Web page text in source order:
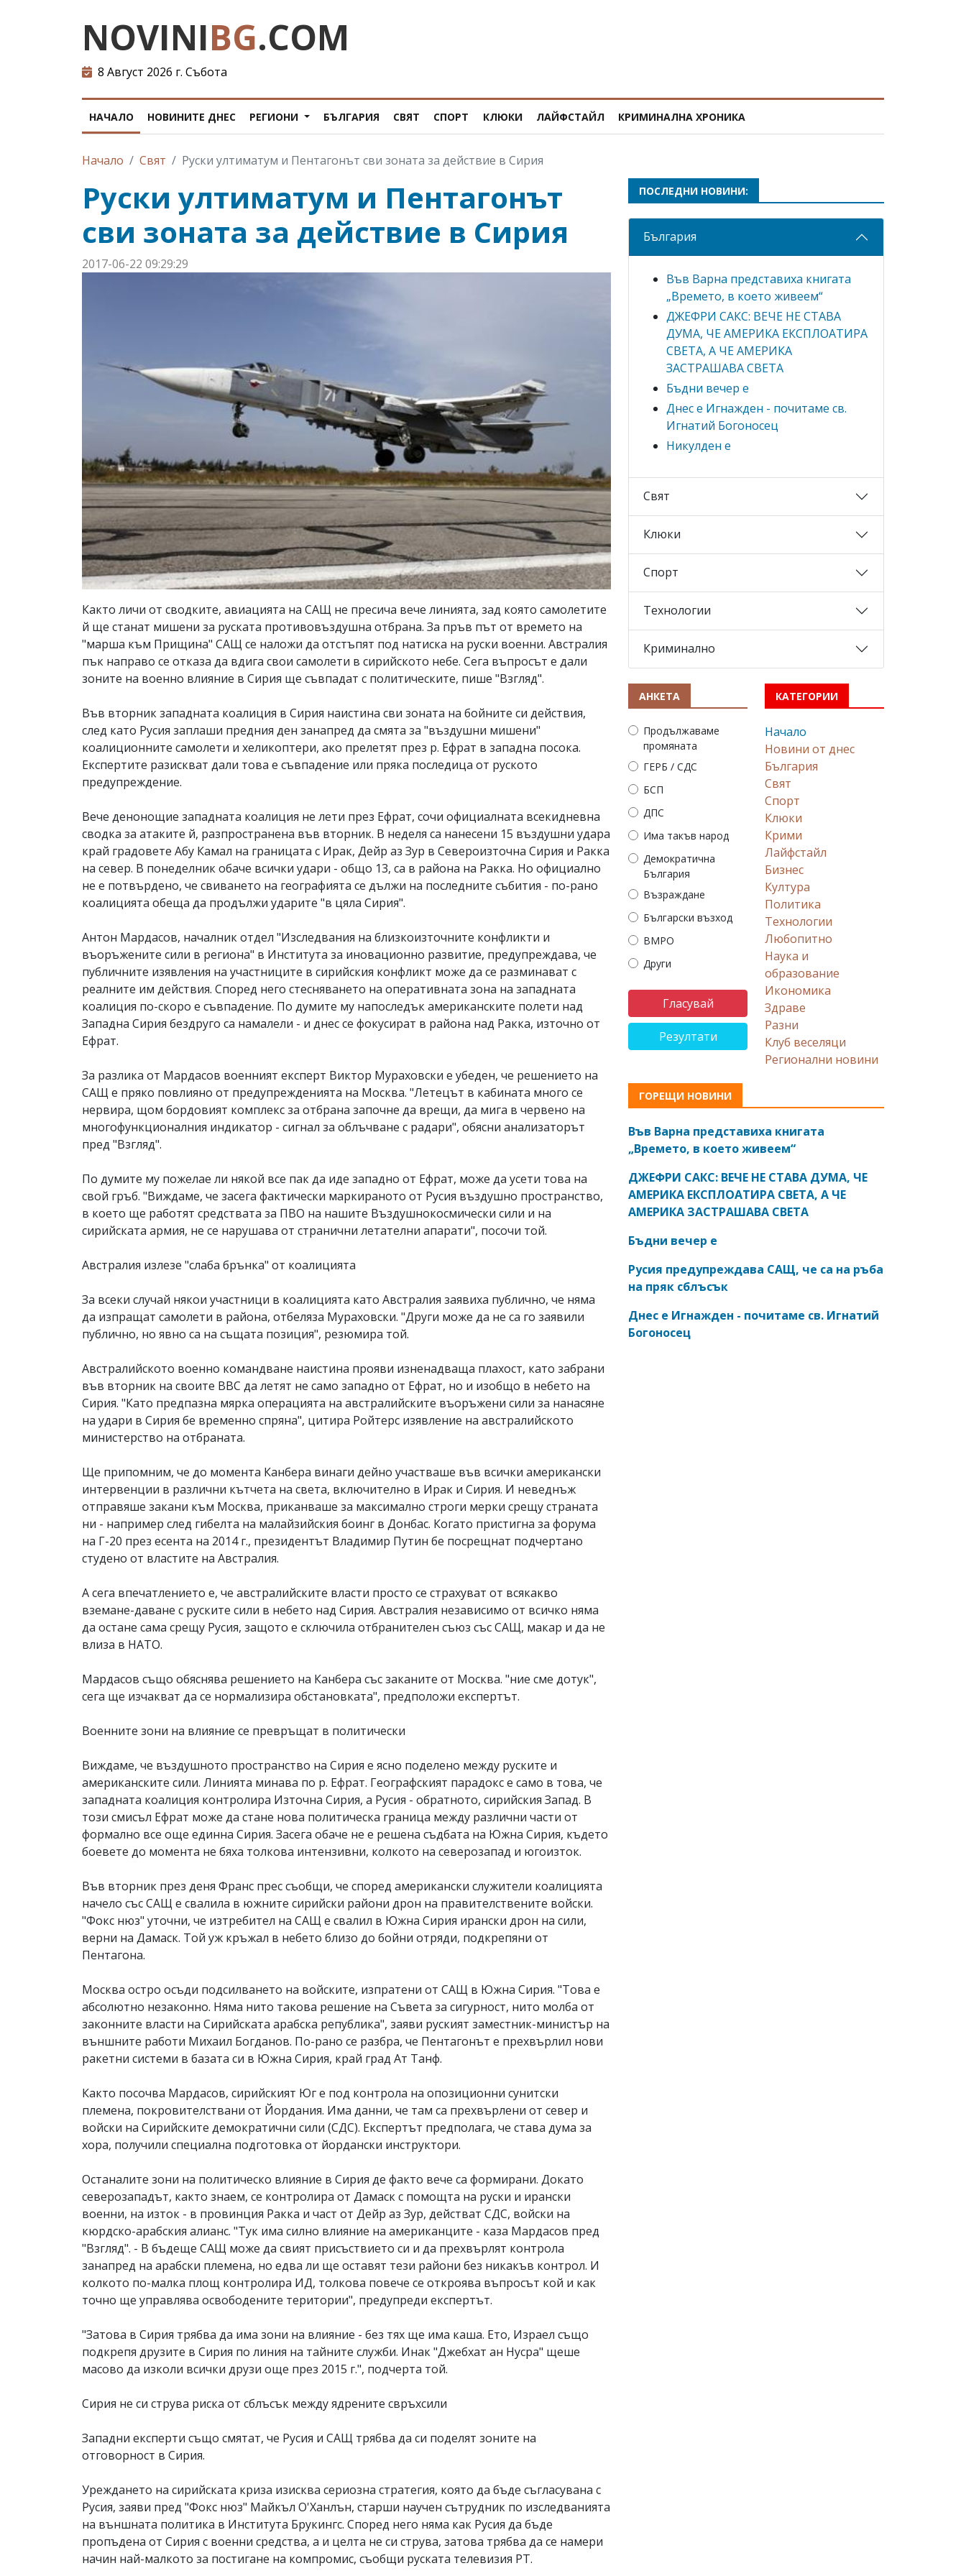
NOVINIBG.COM
8 Август 2026 г. Събота
НАЧАЛО НОВИНИТЕ ДНЕС РЕГИОНИ БЪЛГАРИЯ СВЯТ СПОРТ КЛЮКИ ЛАЙФСТАЙЛ КРИМИНАЛНА ХРОНИКА
Начало Свят Руски ултиматум и Пентагонът сви зоната за действие в Сирия
Руски ултиматум и Пентагонът
сви зоната за действие в Сирия
2017-06-22 09:29:29
Както личи от сводките, авиацията на САЩ не пресича вече линията, зад която самолетите
й ще станат мишени за руската противовъздушна отбрана. За пръв път от времето на
"марша към Прищина" САЩ се наложи да отстъпят под натиска на руски военни. Австралия
пък направо се отказа да вдига свои самолети в сирийското небе. Сега въпросът е дали
зоните на военно влияние в Сирия ще съвпадат с политическите, пише "Взгляд".
Във вторник западната коалиция в Сирия наистина сви зоната на бойните си действия,
след като Русия заплаши предния ден занапред да смята за "въздушни мишени"
коалиционните самолети и хеликоптери, ако прелетят през р. Ефрат в западна посока.
Експертите разискват дали това е съвпадение или пряка последица от руското
предупреждение.
Вече денонощие западната коалиция не лети през Ефрат, сочи официалната всекидневна
сводка за атаките й, разпространена във вторник. В неделя са нанесени 15 въздушни удара
край градовете Абу Камал на границата с Ирак, Дейр аз Зур в Североизточна Сирия и Ракка
на север. В понеделник обаче всички удари - общо 13, са в района на Ракка. Но официално
не е потвърдено, че свиването на географията се дължи на последните събития - по-рано
коалицията обеща да продължи ударите "в цяла Сирия".
Антон Мардасов, началник отдел "Изследвания на близкоизточните конфликти и
въоръжените сили в региона" в Института за иновационно развитие, предупреждава, че
публичните изявления на участниците в сирийския конфликт може да се разминават с
реалните им действия. Според него стесняването на оперативната зона на западната
коалиция по-скоро е съвпадение. По думите му напоследък американските полети над
Западна Сирия бездруго са намалели - и днес се фокусират в района над Ракка, източно от
Ефрат.
За разлика от Мардасов военният експерт Виктор Мураховски е убеден, че решението на
САЩ е пряко повлияно от предупрежденията на Москва. "Летецът в кабината много се
нервира, щом бордовият комплекс за отбрана започне да врещи, да мига в червено на
многофункционалния индикатор - сигнал за облъчване с радари", обясни анализаторът
пред "Взгляд".
По думите му пожелае ли някой все пак да иде западно от Ефрат, може да усети това на
свой гръб. "Виждаме, че засега фактически маркираното от Русия въздушно пространство,
в което ще работят средствата за ПВО на нашите Въздушнокосмически сили и на
сирийската армия, не се нарушава от странични летателни апарати", посочи той.
Австралия излезе "слаба брънка" от коалицията
За всеки случай някои участници в коалицията като Австралия заявиха публично, че няма
да изпращат самолети в района, отбеляза Мураховски. "Други може да не са го заявили
публично, но явно са на същата позиция", резюмира той.
Австралийското военно командване наистина прояви изненадваща плахост, като забрани
във вторник на своите ВВС да летят не само западно от Ефрат, но и изобщо в небето на
Сирия. "Като предпазна мярка операцията на австралийските въоръжени сили за нанасяне
на удари в Сирия бе временно спряна", цитира Ройтерс изявление на австралийското
министерство на отбраната.
Ще припомним, че до момента Канбера винаги дейно участваше във всички американски
интервенции в различни кътчета на света, включително в Ирак и Сирия. И неведнъж
отправяше закани към Москва, приканваше за максимално строги мерки срещу страната
ни - например след гибелта на малайзийския боинг в Донбас. Когато пристигна за форума
на Г-20 през есента на 2014 г., президентът Владимир Путин бе посрещнат подчертано
студено от властите на Австралия.
А сега впечатлението е, че австралийските власти просто се страхуват от всякакво
вземане-даване с руските сили в небето над Сирия. Австралия независимо от всичко няма
да остане сама срещу Русия, защото е сключила отбранителен съюз със САЩ, макар и да не
влиза в НАТО.
Мардасов също обяснява решението на Канбера със заканите от Москва. "ние сме дотук",
сега ще изчакват да се нормализира обстановката", предположи експертът.
Военните зони на влияние се превръщат в политически
Виждаме, че въздушното пространство на Сирия е ясно поделено между руските и
американските сили. Линията минава по р. Ефрат. Географският парадокс е само в това, че
западната коалиция контролира Източна Сирия, а Русия - обратното, сирийския Запад. В
този смисъл Ефрат може да стане нова политическа граница между различни части от
формално все още единна Сирия. Засега обаче не е решена съдбата на Южна Сирия, където
боевете до момента не бяха толкова интензивни, колкото на северозапад и югоизток.
Във вторник през деня Франс прес съобщи, че според американски служители коалицията
начело със САЩ е свалила в южните сирийски райони дрон на правителствените войски.
"Фокс нюз" уточни, че изтребител на САЩ е свалил в Южна Сирия ирански дрон на сили,
верни на Дамаск. Той уж кръжал в небето близо до бойни отряди, подкрепяни от
Пентагона.
Москва остро осъди подсилването на войските, изпратени от САЩ в Южна Сирия. "Това е
абсолютно незаконно. Няма нито такова решение на Съвета за сигурност, нито молба от
законните власти на Сирийската арабска република", заяви руският заместник-министър на
външните работи Михаил Богданов. По-рано се разбра, че Пентагонът е прехвърлил нови
ракетни системи в базата си в Южна Сирия, край град Ат Танф.
Както посочва Мардасов, сирийският Юг е под контрола на опозиционни сунитски
племена, покровителствани от Йордания. Има данни, че там са прехвърлени от север и
войски на Сирийските демократични сили (СДС). Експертът предполага, че става дума за
хора, получили специална подготовка от йордански инструктори.
Останалите зони на политическо влияние в Сирия де факто вече са формирани. Докато
северозападът, както знаем, се контролира от Дамаск с помощта на руски и ирански
военни, на изток - в провинция Ракка и част от Дейр аз Зур, действат СДС, войски на
кюрдско-арабския алианс. "Тук има силно влияние на американците - каза Мардасов пред
"Взгляд". - В бъдеще САЩ може да свият присъствието си и да прехвърлят контрола
занапред на арабски племена, но едва ли ще оставят тези райони без никакъв контрол. И
колкото по-малка площ контролира ИД, толкова повече се откроява въпросът кой и как
точно ще управлява освободените територии", предупреди експертът.
"Затова в Сирия трябва да има зони на влияние - без тях ще има каша. Ето, Израел също
подкрепя друзите в Сирия по линия на тайните служби. Инак "Джебхат ан Нусра" щеше
масово да изколи всички друзи още през 2015 г.", подчерта той.
Сирия не си струва риска от сблъсък между ядрените свръхсили
Западни експерти също смятат, че Русия и САЩ трябва да си поделят зоните на
отговорност в Сирия.
Уреждането на сирийската криза изисква сериозна стратегия, която да бъде съгласувана с
Русия, заяви пред "Фокс нюз" Майкъл О'Ханлън, старши научен сътрудник по изследванията
на външната политика в Института Брукингс. Според него няма как Русия да бъде
пропъдена от Сирия с военни средства, а и целта не си струва, затова трябва да се намери
начин най-малкото за постигане на компромис, съобщи руската телевизия РТ.
ПОСЛЕДНИ НОВИНИ:
България
Във Варна представиха книгата
„Времето, в което живеем“
ДЖЕФРИ САКС: ВЕЧЕ НЕ СТАВА
ДУМА, ЧЕ АМЕРИКА ЕКСПЛОАТИРА
СВЕТА, А ЧЕ АМЕРИКА
ЗАСТРАШАВА СВЕТА
Бъдни вечер е
Днес е Игнажден - почитаме св.
Игнатий Богоносец
Никулден е
Свят
Клюки
Спорт
Технологии
Криминално
АНКЕТА
Продължаваме
промяната
ГЕРБ / СДС
БСП
ДПС
Има такъв народ
Демократична
България
Възраждане
Български възход
ВМРО
Други
Резултати
КАТЕГОРИИ
Начало
Новини от днес
България
Свят
Спорт
Клюки
Крими
Лайфстайл
Бизнес
Култура
Политика
Технологии
Любопитно
Наука и
образование
Икономика
Здраве
Разни
Клуб веселяци
Регионални новини
ГОРЕЩИ НОВИНИ
Във Варна представиха книгата
„Времето, в което живеем“
ДЖЕФРИ САКС: ВЕЧЕ НЕ СТАВА ДУМА, ЧЕ
АМЕРИКА ЕКСПЛОАТИРА СВЕТА, А ЧЕ
АМЕРИКА ЗАСТРАШАВА СВЕТА
Бъдни вечер е
Русия предупреждава САЩ, че са на ръба
на пряк сблъсък
Днес е Игнажден - почитаме св. Игнатий
Богоносец